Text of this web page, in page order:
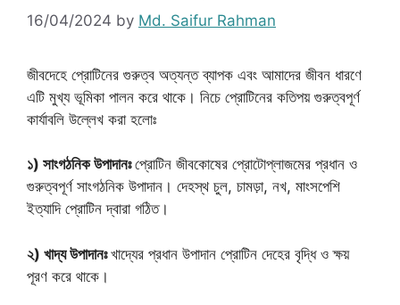
16/04/2024 by Md. Saifur Rahman
জীবদেহে প্রোটিনের গুরুত্ব অত্যন্ত ব্যাপক এবং আমাদের জীবন ধারণে
এটি মুখ্য ভূমিকা পালন করে থাকে। নিচে প্রোটিনের কতিপয় গুরুত্বপূর্ণ
কার্যাবলি উল্লেখ করা হলোঃ
১) সাংগঠনিক উপাদানঃপ্রোটিন জীবকোষের প্রোটোপ্লাজমের প্রধান ও
গুরুত্বপূর্ণ সাংগঠনিক উপাদান। দেহস্থ চুল, চামড়া, নখ, মাংসপেশি
ইত্যাদি প্রোটিন দ্বারা গঠিত।
২) খাদ্য উপাদানঃখাদ্যের প্রধান উপাদান প্রোটিন দেহের বৃদ্ধি ও ক্ষয়
পূরণ করে থাকে।